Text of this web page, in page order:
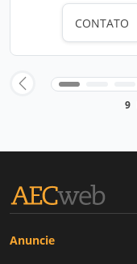
CONTATO
9
Anuncie